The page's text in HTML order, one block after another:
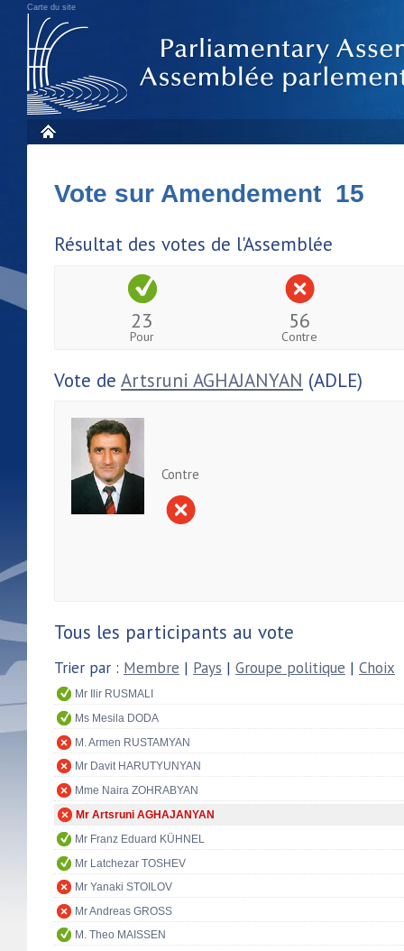
Carte du site
Vote sur Amendement 15
Résultat des votes de l'Assemblée
23
Pour
56
Contre
Vote de Artsruni AGHAJANYAN (ADLE)
Contre
Tous les participants au vote
Trier par : Membre | Pays | Groupe politique | Choix
Mr Ilir RUSMALI
Ms Mesila DODA
M. Armen RUSTAMYAN
Mr Davit HARUTYUNYAN
Mme Naira ZOHRABYAN
Mr Artsruni AGHAJANYAN
Mr Franz Eduard KÜHNEL
Mr Latchezar TOSHEV
Mr Yanaki STOILOV
Mr Andreas GROSS
M. Theo MAISSEN